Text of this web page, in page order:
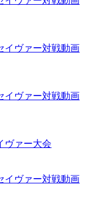
イヴァー対戦動画
イヴァー対戦動画
ヴァー大会
イヴァー対戦動画